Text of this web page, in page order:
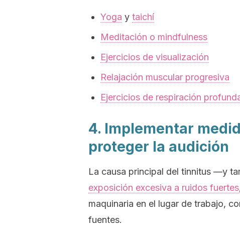
Yoga y taichí
Meditación o mindfulness
Ejercicios de visualización
Relajación muscular progresiva
Ejercicios de respiración
4. Implementar
proteger la audición
La causa principal del tinnitus —y
exposición excesiva a ruidos fuertes
maquinaria en el lugar de trabajo,
fuentes.